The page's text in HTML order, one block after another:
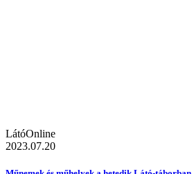
LátóOnline
2023.07.20